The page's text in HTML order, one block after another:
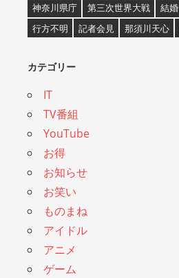
神奈川県庁
第三次世界大戦 結婚
行方不明
記者会見 那須川天心
カテゴリー
IT
TV番組
YouTube
お得
お知らせ
お笑い
ものまね
アイドル
アニメ
ゲーム